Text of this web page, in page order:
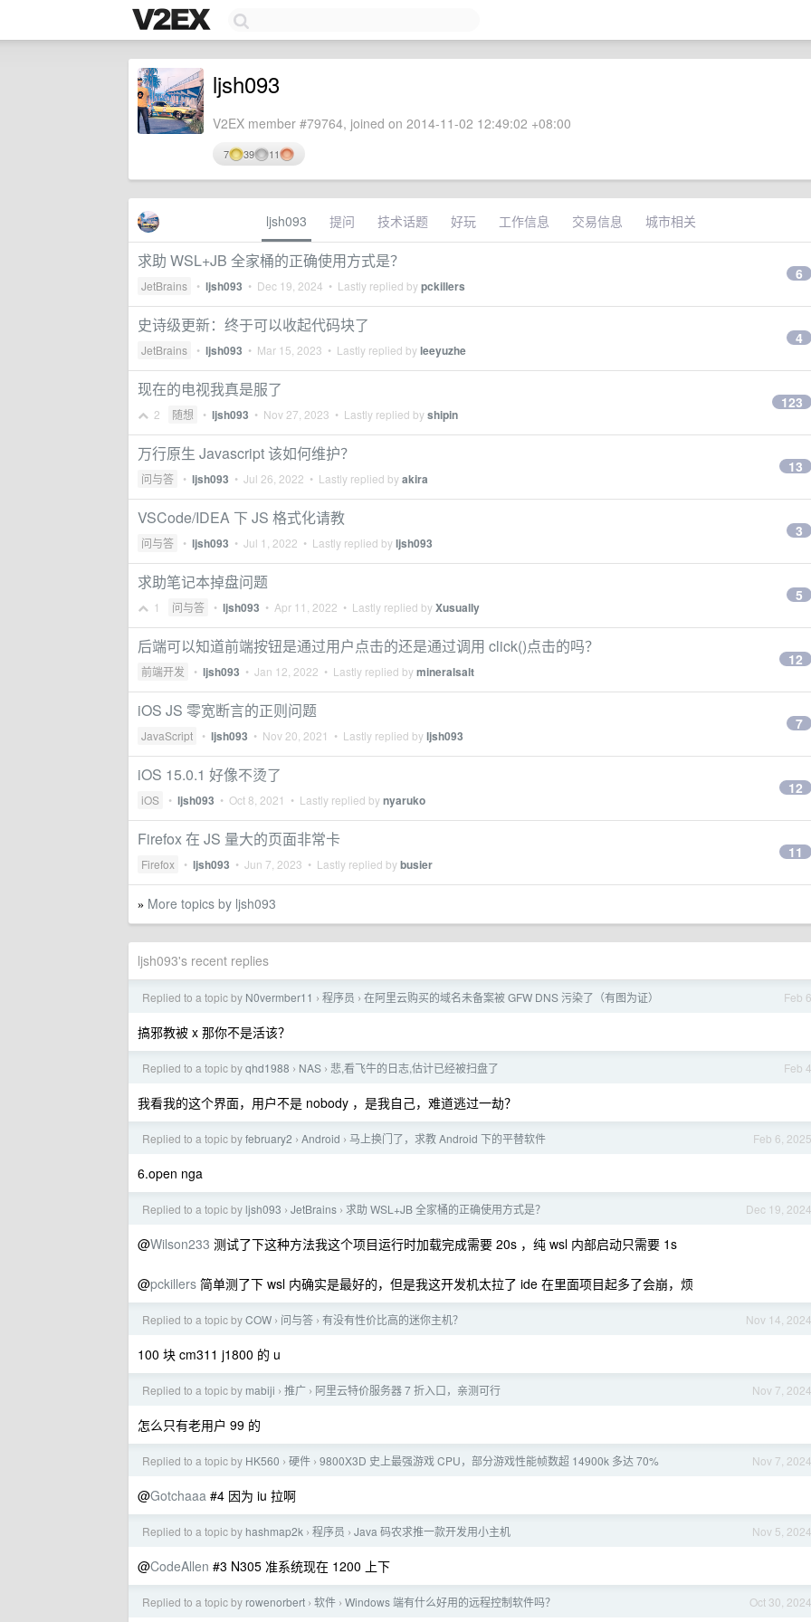
ljsh093
V2EX member #79764, joined on 2014-11-02 12:49:02 +08:00
7 39 11
ljsh093 提问 技术话题 好玩 工作信息 交易信息 城市相关
求助 WSL+JB 全家桶的正确使用方式是？
JetBrains • ljsh093 • Dec 19, 2024 • Lastly replied bypckillers
6
史诗级更新：终于可以收起代码块了
JetBrains • ljsh093 • Mar 15, 2023 • Lastly replied byleeyuzhe
4
现在的电视我真是服了
2 随想 • ljsh093 • Nov 27, 2023 • Lastly replied byshipin
123
万行原生 Javascript 该如何维护？
问与答 • ljsh093 • Jul 26, 2022 • Lastly replied byakira
13
VSCode/IDEA 下 JS 格式化请教
问与答 • ljsh093 • Jul 1, 2022 • Lastly replied byljsh093
3
求助笔记本掉盘问题
1 问与答 • ljsh093 • Apr 11, 2022 • Lastly replied byXusually
5
后端可以知道前端按钮是通过用户点击的还是通过调用 click()点击的吗？
前端开发 • ljsh093 • Jan 12, 2022 • Lastly replied bymineralsalt
12
iOS JS 零宽断言的正则问题
JavaScript • ljsh093 • Nov 20, 2021 • Lastly replied byljsh093
7
iOS 15.0.1 好像不烫了
iOS • ljsh093 • Oct 8, 2021 • Lastly replied bynyaruko
12
Firefox 在 JS 量大的页面非常卡
Firefox • ljsh093 • Jun 7, 2023 • Lastly replied bybusier
11
» More topics by ljsh093
ljsh093's recent replies
Feb 6
Replied to a topic by N0vermber11 › 程序员 › 在阿里云购买的域名未备案被 GFW DNS 污染了（有图为证）
搞邪教被 x 那你不是活该？
Feb 4
Replied to a topic byqhd1988 › NAS › 悲,看飞牛的日志,估计已经被扫盘了
我看我的这个界面，用户不是 nobody ，是我自己，难道逃过一劫？
Feb 6, 2025
Replied to a topic byfebruary2 › Android › 马上换门了，求教 Android 下的平替软件
6.open nga
Dec 19, 2024
Replied to a topic by ljsh093 › JetBrains › 求助 WSL+JB 全家桶的正确使用方式是？
@Wilson233 测试了下这种方法我这个项目运行时加载完成需要 20s ，纯 wsl 内部启动只需要 1s
@pckillers 简单测了下 wsl 内确实是最好的，但是我这开发机太拉了 ide 在里面项目起多了会崩，烦
Nov 14, 2024
Replied to a topic byCOW › 问与答 › 有没有性价比高的迷你主机？
100 块 cm311 j1800 的 u
Nov 7, 2024
Replied to a topic by mabiji › 推广 › 阿里云特价服务器 7 折入口，亲测可行
怎么只有老用户 99 的
Nov 7, 2024
Replied to a topic by HK560 › 硬件 › 9800X3D 史上最强游戏 CPU，部分游戏性能帧数超 14900k 多达 70%
@Gotchaaa #4 因为 iu 拉啊
Nov 5, 2024
Replied to a topic by hashmap2k › 程序员 › Java 码农求推一款开发用小主机
@CodeAllen #3 N305 准系统现在 1200 上下
Oct 30, 2024
Replied to a topic by rowenorbert › 软件 › Windows 端有什么好用的远程控制软件吗？